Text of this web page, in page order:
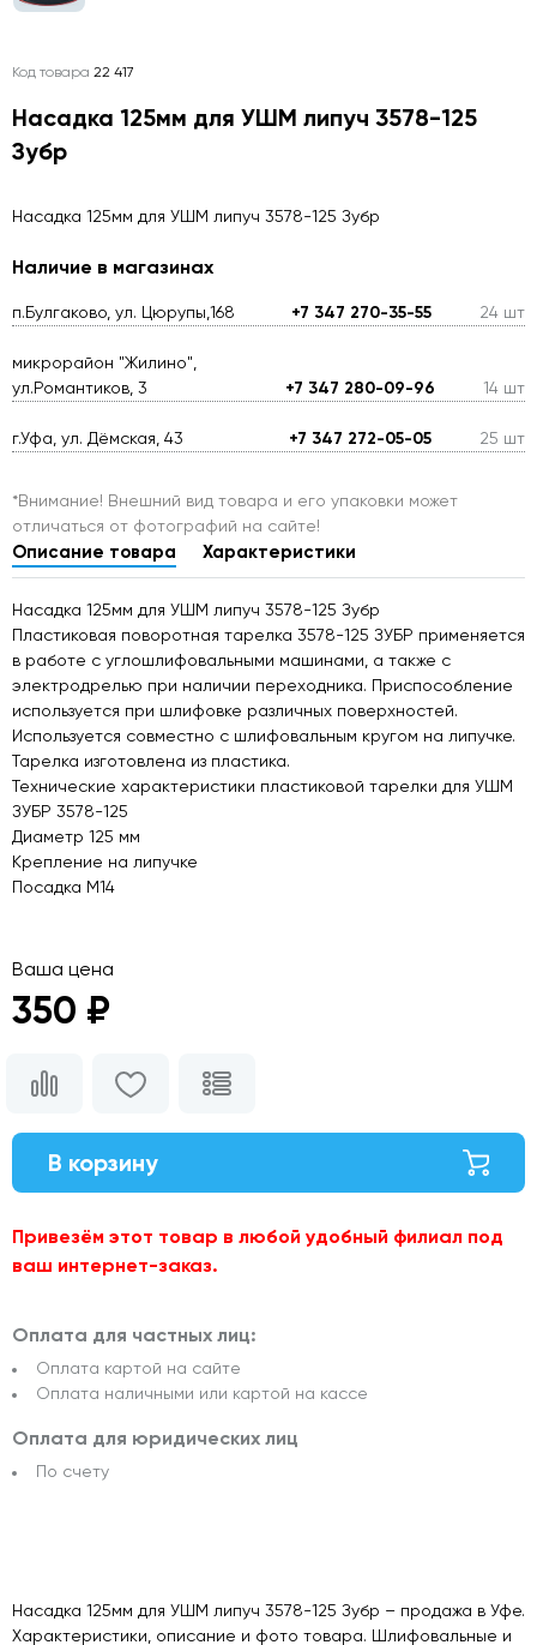
Код товара 22 417
Насадка 125мм для УШМ липуч 3578-125
Зубр
Насадка 125мм для УШМ липуч 3578-125 Зубр
Наличие в магазинах
п.Булгаково, ул. Цюрупы,168 +7 347 270-35-55 24 шт
микрорайон "Жилино",
ул.Романтиков, 3
+7 347 280-09-96 14 шт
г.Уфа, ул. Дёмская, 43 +7 347 272-05-05 25 шт
*Внимание! Внешний вид товара и его упаковки может
отличаться от фотографий на сайте!
Описание товара Характеристики
Насадка 125мм для УШМ липуч 3578-125 Зубр
Пластиковая поворотная тарелка 3578-125 ЗУБР применяется
в работе с углошлифовальными машинами, а также с
электродрелью при наличии переходника. Приспособление
используется при шлифовке различных поверхностей.
Используется совместно с шлифовальным кругом на липучке.
Тарелка изготовлена из пластика.
Технические характеристики пластиковой тарелки для УШМ
ЗУБР 3578-125
Диаметр 125 мм
Крепление на липучке
Посадка М14
Ваша цена
350 ₽
В корзину
Привезём этот товар в любой удобный филиал под
ваш интернет-заказ.
Оплата для частных лиц:
Оплата картой на сайте
Оплата наличными или картой на кассе
Оплата для юридических лиц
По счету
Насадка 125мм для УШМ липуч 3578-125 Зубр – продажа в Уфе.
Характеристики, описание и фото товара. Шлифовальные и